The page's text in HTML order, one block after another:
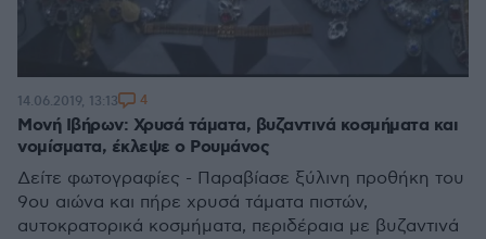
Μονή Ιβήρων: Χρυσά τάματα, βυζαντινά κοσμήματα και
νομίσματα, έκλεψε ο Ρουμάνος
Δείτε φωτογραφίες - Παραβίασε ξύλινη προθήκη του
9ου αιώνα και πήρε χρυσά τάματα πιστών,
αυτοκρατορικά κοσμήματα, περιδέραια με βυζαντινά
14.06.2019, 13:13 4